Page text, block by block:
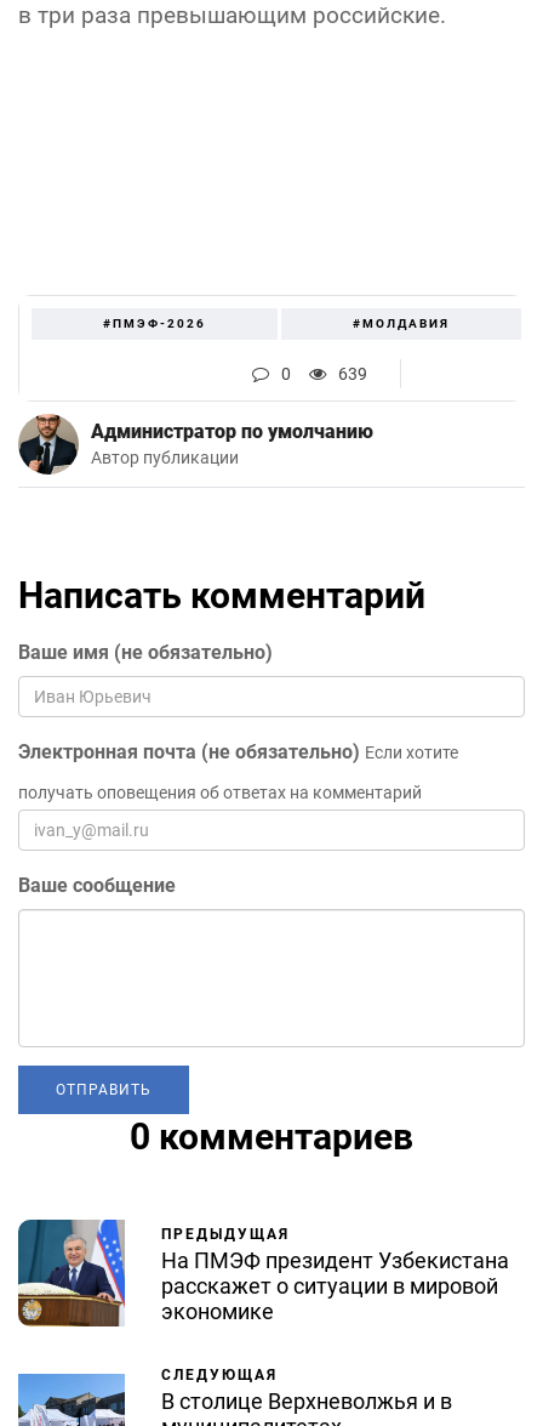
в три раза превышающим российские.
#ПМЭФ-2026 #МОЛДАВИЯ
0 639
Администратор по умолчанию
Автор публикации
Написать комментарий
Ваше имя (не обязательно)
Электронная почта (не обязательно) Если хотите
получать оповещения об ответах на комментарий
Ваше сообщение
0 комментариев
ПРЕДЫДУЩАЯ
На ПМЭФ президент Узбекистана
расскажет о ситуации в мировой
экономике
СЛЕДУЮЩАЯ
В столице Верхневолжья и в